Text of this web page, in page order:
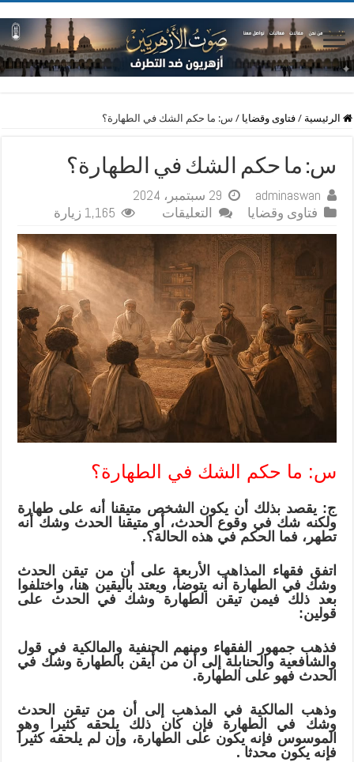
الرئيسية / فتاوى وقضايا / س: ما حكم الشك في الطهارة؟
س: ما حكم الشك في الطهارة؟
adminaswan
29 سبتمبر، 2024
فتاوى وقضايا
التعليقات
ما
حكم
الشك
في
الطهارة؟
مغلقة
1,165 زيارة
س: ما حكم الشك في الطهارة؟
ج: يقصد بذلك أن يكون الشخص متيقنا أنه على طهارة
ولكنه شك في وقوع الحدث، أو متيقنا الحدث وشك أنه
تطهر، فما الحكم في هذه الحالة؟.
اتفق فقهاء المذاهب الأربعة على أن من تيقن الحدث
وشك في الطهارة أنه يتوضأ، ويعتد باليقين هنا، واختلفوا
بعد ذلك فيمن تيقن الطهارة وشك في الحدث على
قولين:
فذهب جمهور الفقهاء ومنهم الحنفية والمالكية في قول
والشافعية والحنابلة إلى أن من أيقن بالطهارة وشك في
الحدث فهو على الطهارة.
وذهب المالكية في المذهب إلى أن من تيقن الحدث
وشك في الطهارة فإن كان ذلك يلحقه كثيرا وهو
الموسوس فإنه يكون على الطهارة، وإن لم يلحقه كثيرا
فإنه يكون محدثا .